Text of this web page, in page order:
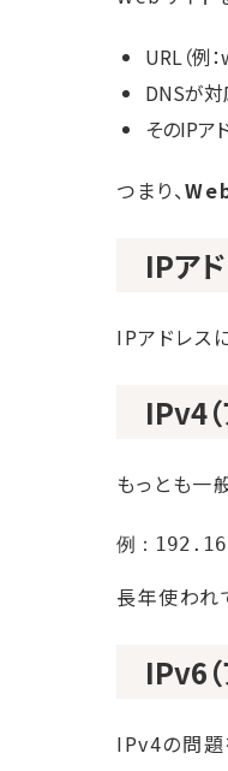
URL（例
DNSが対
そのIPア
つまり、
IPア
IPアドレス
IPv4
もっとも一
長年使われ
IPv6
IPv4の問題